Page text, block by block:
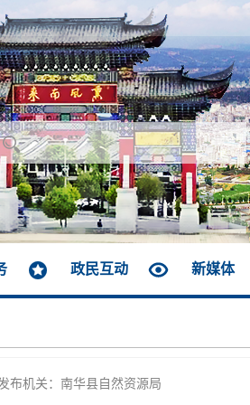
政民互动 新媒体
布机关：南华县自然资源局